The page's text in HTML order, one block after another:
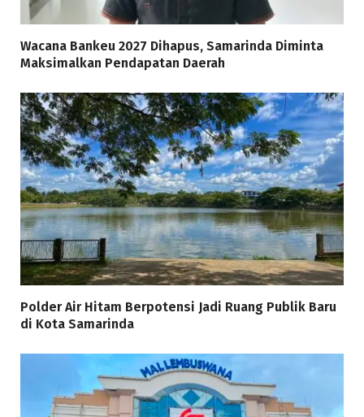
Wacana Bankeu 2027 Dihapus, Samarinda Diminta
Maksimalkan Pendapatan Daerah
Polder Air Hitam Berpotensi Jadi Ruang Publik Baru
di Kota Samarinda